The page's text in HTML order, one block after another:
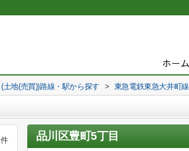
(土地(売買))路線・駅から探す > 東急電鉄東急大井町線
品川区豊町5丁目
件